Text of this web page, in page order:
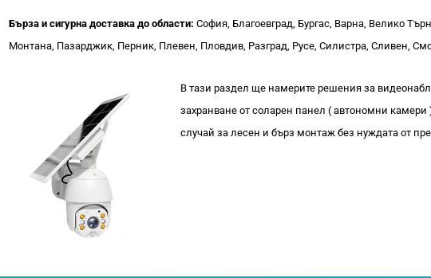
В тази раздел ще намерите решения за
захранване от соларен панел ( автономни
случай за лесен и бърз монтаж без нуждата от
Бърза и сигурна доставка до области: София, Благоевград, Бургас, Варна, Велико
Монтана, Пазарджик, Перник, Плевен, Пловдив, Разград, Русе, Силистра, Сливен,